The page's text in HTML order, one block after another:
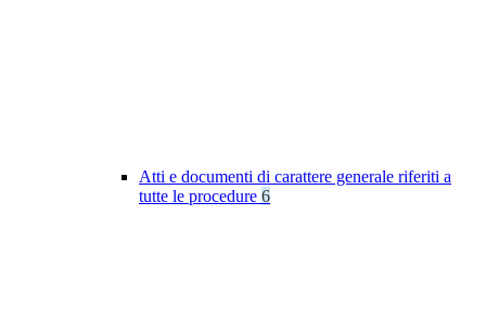
Atti e documenti di carattere generale riferiti a
tutte le procedure 6